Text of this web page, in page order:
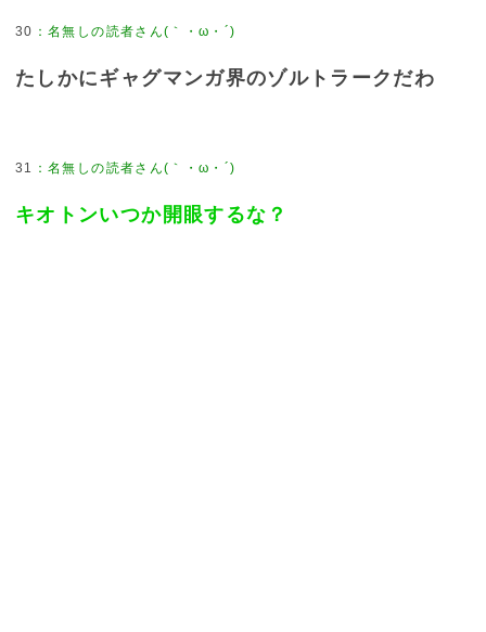
30 ：名無しの読者さん(｀・ω・´)
たしかにギャグマンガ界のゾルトラークだわ
31 ：名無しの読者さん(｀・ω・´)
キオトンいつか開眼するな？